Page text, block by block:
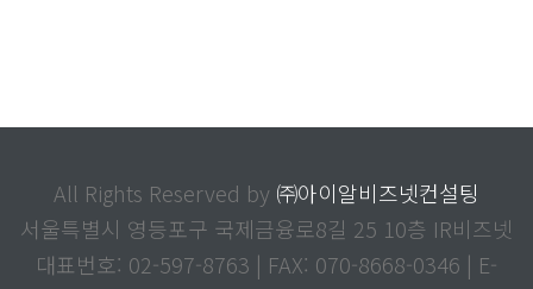
All Rights Reserved by ㈜아이알비즈넷컨설팅
서울특별시 영등포구 국제금융로8길 25 10층 IR비즈넷
대표번호: 02-597-8763 | FAX: 070-8668-0346 | E-